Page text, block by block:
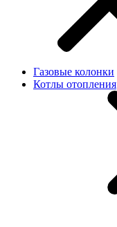
Газовые колонки
Котлы отопления